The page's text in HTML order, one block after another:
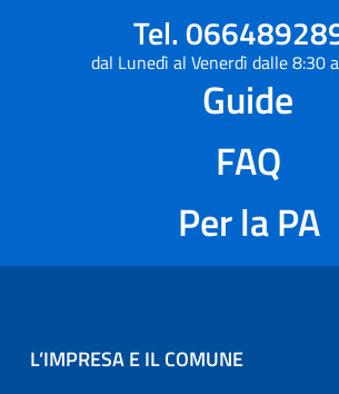
Tel.
dal Lunedì al Venerdì dalle 8:30
Guide
FAQ
Per la PA
L’IMPRESA E IL COMUNE